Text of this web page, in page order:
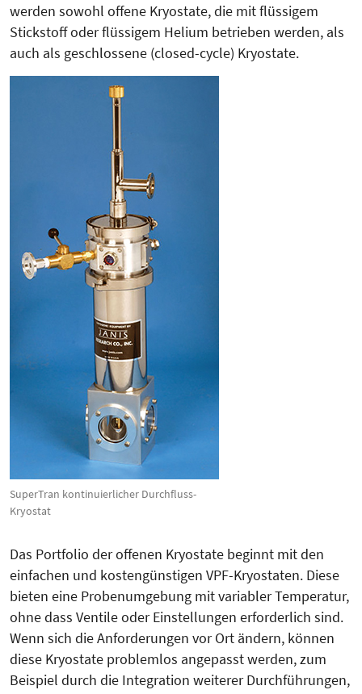
werden sowohl offene Kryostate, die mit flüssigem
Stickstoff oder flüssigem Helium betrieben werden, als
auch als geschlossene (closed-cycle) Kryostate.
SuperTran kontinuierlicher Durchfluss-
Kryostat
Das Portfolio der offenen Kryostate beginnt mit den
einfachen und kostengünstigen VPF-Kryostaten. Diese
bieten eine Probenumgebung mit variabler Temperatur,
ohne dass Ventile oder Einstellungen erforderlich sind.
Wenn sich die Anforderungen vor Ort ändern, können
diese Kryo­state problemlos angepasst werden, zum
Beispiel durch die Integration weiterer Durchführungen,